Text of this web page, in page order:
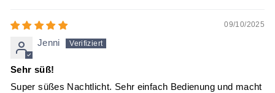
09/10/2025
Jenni
Sehr süß!
Super süßes Nachtlicht. Sehr einfach Bedienung und macht